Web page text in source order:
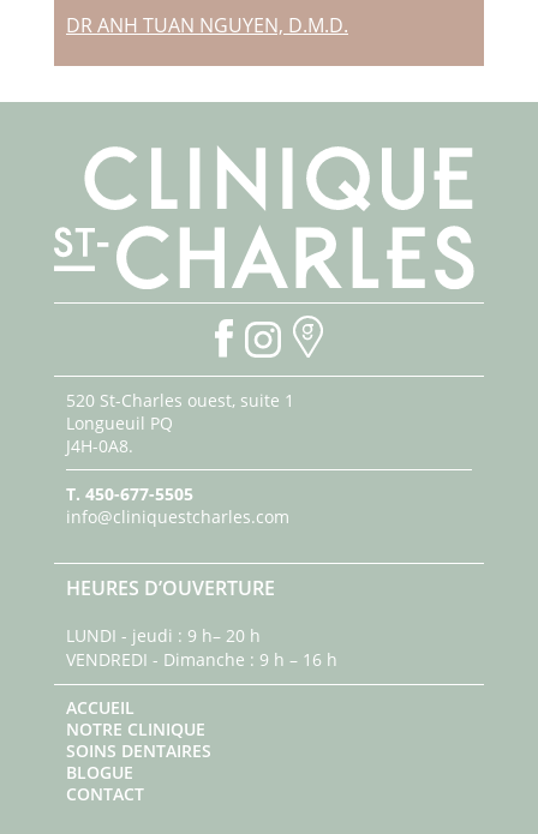
DR ANH TUAN NGUYEN, D.M.D.
520 St-Charles ouest, suite 1
Longueuil PQ
J4H-0A8.
T. 450-677-5505
info@cliniquestcharles.com
HEURES D’OUVERTURE
LUNDI - jeudi : 9 h– 20 h
VENDREDI - Dimanche : 9 h – 16 h
ACCUEIL
NOTRE CLINIQUE
SOINS DENTAIRES
BLOGUE
CONTACT